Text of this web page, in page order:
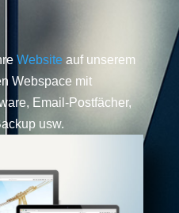
Website auf unserem
Webspace mit
Email-Postfächer,
usw.